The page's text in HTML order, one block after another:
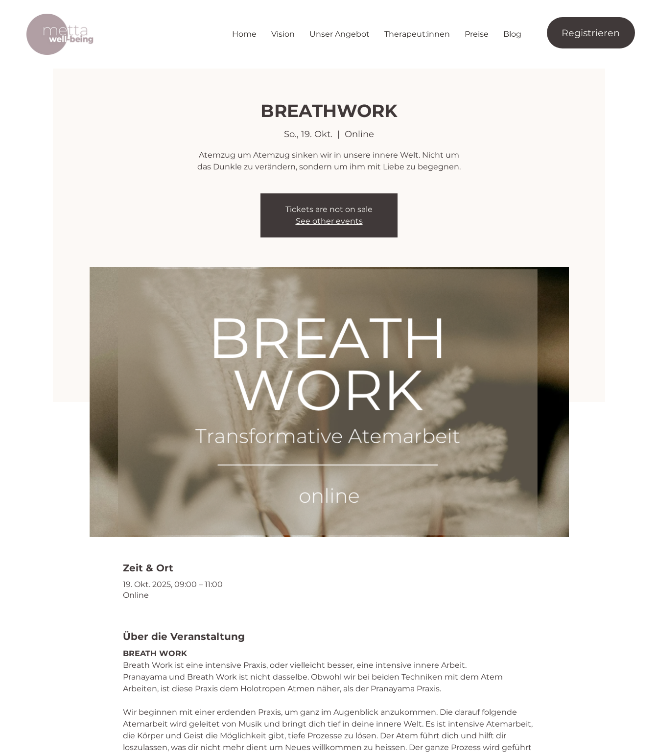
Home Vision Unser Angebot Therapeut:innen Preise Blog Registrieren
BREATHWORK
So., 19. Okt.
  |
Online
Atemzug um Atemzug sinken wir in unsere innere Welt. Nicht um
das Dunkle zu verändern, sondern um ihm mit Liebe zu begegnen.
Tickets are not on sale
See other events
Zeit & Ort
19. Okt. 2025, 09:00 – 11:00
Online
Über die Veranstaltung
BREATH WORK
Breath Work ist eine intensive Praxis, oder vielleicht besser, eine intensive innere Arbeit.
Pranayama und Breath Work ist nicht dasselbe. Obwohl wir bei beiden Techniken mit dem Atem
Arbeiten, ist diese Praxis dem Holotropen Atmen näher, als der Pranayama Praxis.
Wir beginnen mit einer erdenden Praxis, um ganz im Augenblick anzukommen. Die darauf folgende
Atemarbeit wird geleitet von Musik und bringt dich tief in deine innere Welt. Es ist intensive Atemarbeit,
die Körper und Geist die Möglichkeit gibt, tiefe Prozesse zu lösen. Der Atem führt dich und hilft dir
loszulassen, was dir nicht mehr dient um Neues willkommen zu heissen. Der ganze Prozess wird geführt